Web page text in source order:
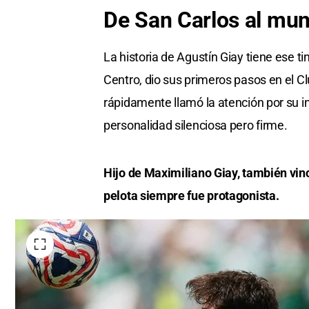
De San Carlos al
La historia de Agustín Giay tiene ese
Centro, dio sus primeros pasos en el
rápidamente llamó la atención por su
personalidad silenciosa pero firme.
Hijo de Maximiliano Giay, también
pelota siempre fue protagonista.